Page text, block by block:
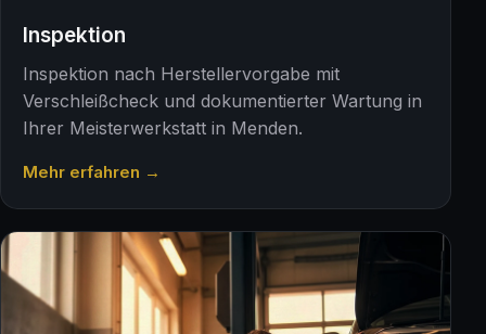
Inspektion
Inspektion nach Herstellervorgabe mit
Verschleißcheck und dokumentierter Wartung in
Ihrer Meisterwerkstatt in Menden.
Mehr erfahren →